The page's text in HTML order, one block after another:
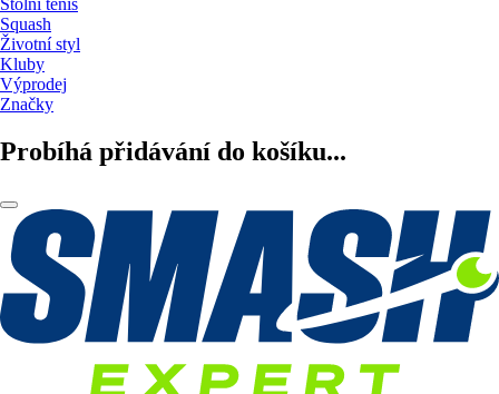
Stolní tenis
Squash
Životní styl
Kluby
Výprodej
Značky
Probíhá přidávání do košíku...